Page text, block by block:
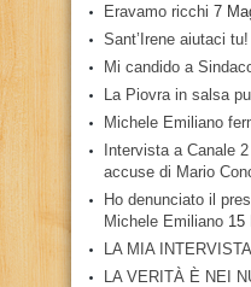
Eravamo ricchi 7
Sant’Irene aiutaci tu!
Mi candido a
La Piovra in salsa
Michele Emiliano
Intervista a Canale
accuse di Mario
Ho denunciato il
Michele Emiliano 15
LA MIA
LA VERITÀ È NEI